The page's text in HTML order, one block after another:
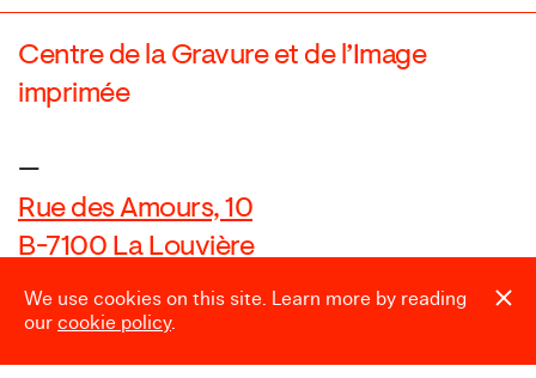
We use cookies on this site. Learn more by reading
our cookie policy.
Centre de la Gravure et de l’Image
imprimée
—
Rue des Amours, 10
B-7100 La Louvière
Nous contacter